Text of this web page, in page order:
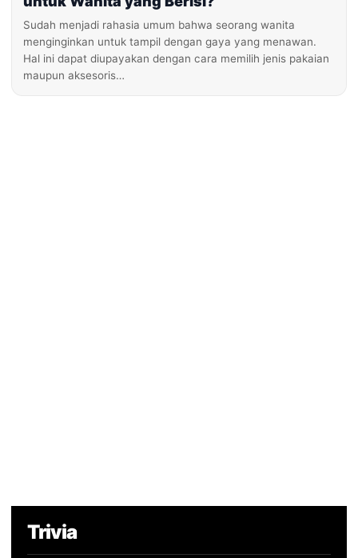
Sudah menjadi rahasia umum bahwa seorang wanita
menginginkan untuk tampil dengan gaya yang menawan.
Hal ini dapat diupayakan dengan cara memilih jenis pakaian
maupun aksesoris…
Trivia